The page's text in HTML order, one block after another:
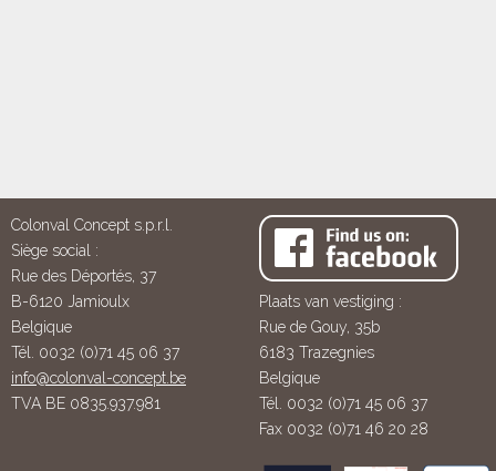
Colonval Concept s.p.r.l.
Siège social :
Rue des Déportés, 37
B-6120 Jamioulx
Belgique
Tél. 0032 (0)71 45 06 37
info@colonval-concept.be
TVA BE 0835.937.981
Plaats van vestiging :
Rue de Gouy, 35b
6183 Trazegnies
Belgique
Tél. 0032 (0)71 45 06 37
Fax 0032 (0)71 46 20 28